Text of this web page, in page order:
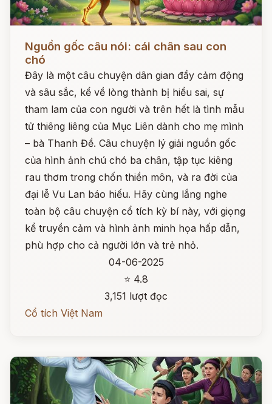
Đọc ngay
Nguồn gốc câu nói: cái chân sau con
chó
Đây là một câu chuyện dân gian đầy cảm động
và sâu sắc, kể về lòng thành bị hiểu sai, sự
tham lam của con người và trên hết là tình mẫu
tử thiêng liêng của Mục Liên dành cho mẹ mình
– bà Thanh Đề. Câu chuyện lý giải nguồn gốc
của hình ảnh chú chó ba chân, tập tục kiêng
rau thơm trong chốn thiền môn, và ra đời của
đại lễ Vu Lan báo hiếu. Hãy cùng lắng nghe
toàn bộ câu chuyện cổ tích kỳ bí này, với giọng
kể truyền cảm và hình ảnh minh họa hấp dẫn,
phù hợp cho cả người lớn và trẻ nhỏ.
04-06-2025
⭐ 4.8
3,151 lượt đọc
Cổ tích Việt Nam